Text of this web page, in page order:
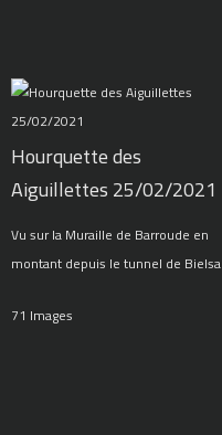
Hourquette des
Aiguillettes 25/02/2021
Vu sur la Muraille de Barroude en
montant depuis le tunnel de Bielsa
71 Images